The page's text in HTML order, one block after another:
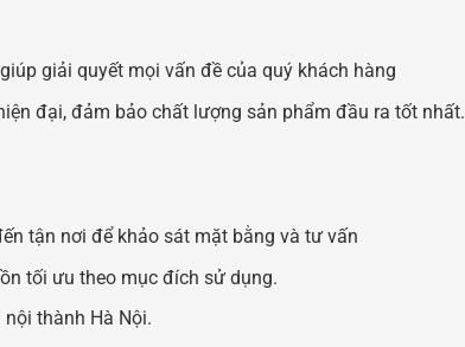
giải quyết mọi vấn đề của quý khách hàng
đại, đảm bảo chất lượng sản phẩm đầu ra tốt nhất.
tận nơi để khảo sát mặt bằng và tư vấn
tối ưu theo mục đích sử dụng.
thành Hà Nội.